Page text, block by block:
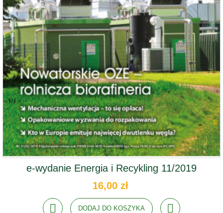
e-wydanie Energia i Recykling 11/2019
16,00 zł
DODAJ DO KOSZYKA